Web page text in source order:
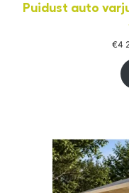
Puidust auto
€4